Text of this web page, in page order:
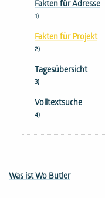
Fakten für Adresse
1)
Fakten für Projekt
2)
Tagesübersicht
3)
Volltextsuche
4)
Was ist Wo Butler